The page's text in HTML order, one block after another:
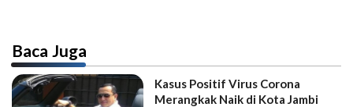
Baca Juga
Kasus Positif Virus Corona
Merangkak Naik di Kota Jambi